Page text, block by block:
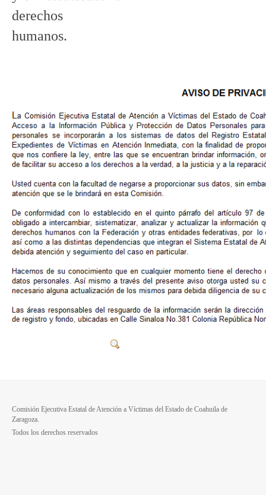
derechos
humanos.
Comisión Ejecutiva Estatal de Atención a Víctimas del Estado de Coahuila de
Zaragoza.
Todos los derechos reservados